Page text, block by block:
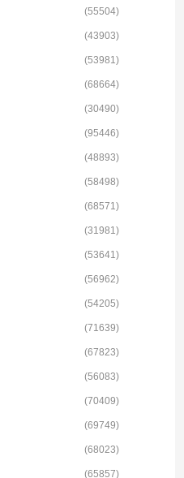
(55504)
(43903)
(53981)
(68664)
(30490)
(95446)
(48893)
(58498)
(68571)
(31981)
(53641)
(56962)
(54205)
(71639)
(67823)
(56083)
(70409)
(69749)
(68023)
(65857)